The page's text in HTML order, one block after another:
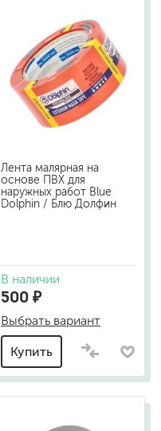
Лента малярная на
основе ПВХ для
наружных работ Blue
Dolphin / Блю Долфин
В наличии
500 ₽
Выбрать вариант
Купить